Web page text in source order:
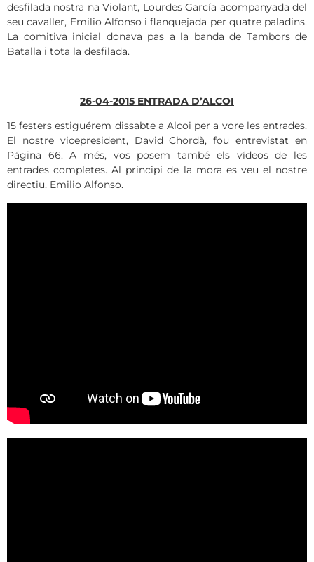
desfilada nostra na Violant, Lourdes García acompanyada del
seu cavaller, Emilio Alfonso i flanquejada per quatre paladins.
La comitiva inicial donava pas a la banda de Tambors de
Batalla i tota la desfilada.
26-04-2015 ENTRADA D’ALCOI
15 festers estiguérem dissabte a Alcoi per a vore les entrades.
El nostre vicepresident, David Chordà, fou entrevistat en
Página 66. A més, vos posem també els vídeos de les
entrades completes. Al principi de la mora es veu el nostre
directiu, Emilio Alfonso.